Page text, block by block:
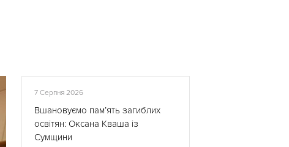
7 Серпня 2026
Вшановуємо пам’ять загиблих
освітян: Оксана Кваша із
Сумщини